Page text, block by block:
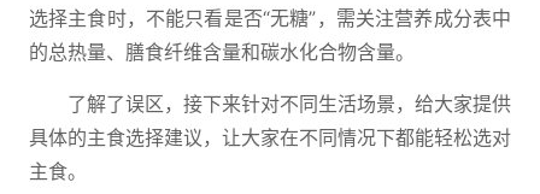
选择主食时，不能只看是否“无糖”，需关注营养成分表中
的总热量、膳食纤维含量和碳水化合物含量。
了解了误区，接下来针对不同生活场景，给大家提供
具体的主食选择建议，让大家在不同情况下都能轻松选对
主食。